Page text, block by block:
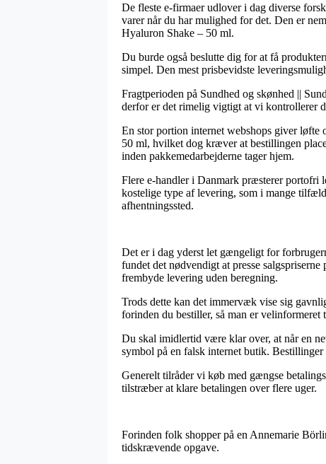
De fleste e-firmaer udlover i dag diverse
varer når du har mulighed for det. Den er
Hyaluron Shake – 50 ml.
Du burde også beslutte dig for at få
simpel. Den mest prisbevidste
Fragtperioden på Sundhed og skønhed ||
derfor er det rimelig vigtigt at vi kontrollerer
En stor portion internet webshops giver løfte
50 ml, hvilket dog kræver at bestillingen
inden pakkemedarbejderne tager hjem.
Flere e-handler i Danmark præsterer portofri
kostelige type af levering, som i mange
afhentningssted.
Det er i dag yderst let gængeligt for
fundet det nødvendigt at presse
frembyde levering uden beregning.
Trods dette kan det immervæk vise sig
forinden du bestiller, så man er velinformeret
Du skal imidlertid være klar over, at når en
symbol på en falsk internet butik.
Generelt tilråder vi køb med gængse
tilstræber at klare betalingen over flere uger.
Forinden folk shopper på en Annemarie
tidskrævende opgave.